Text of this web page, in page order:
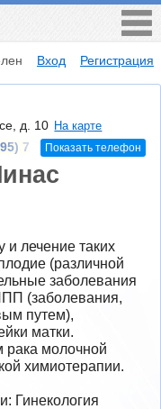
Вход Регистрация
д. 10 На карте
7 Показать телефон
и лечение таких
(различной
заболевания
(заболевания,
путем),
матки.
рака молочной
химиотерапии.
Гинекология